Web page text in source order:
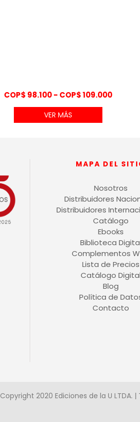
COP$ 98.100- COP$109.000Rango
COP$
VER MÁS
MAPA DEL
Nosotros
Distribuidores
Distribuidores
Catálogo
Ebooks
Biblioteca
Complementos
Lista de Precios
Catálogo Digital
Blog
Política de
Contacto
Copyright 2020 Ediciones de la U